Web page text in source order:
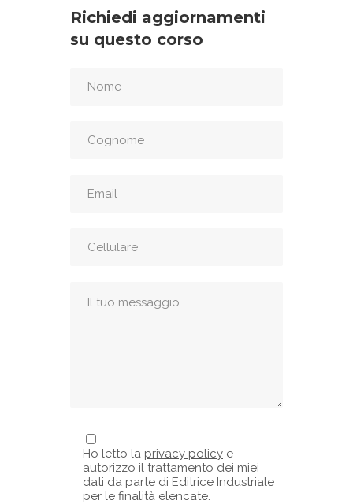
Richiedi aggiornamenti
su questo corso
Ho letto la privacy policy e
autorizzo il trattamento dei miei
dati da parte di Editrice Industriale
per le finalità elencate.